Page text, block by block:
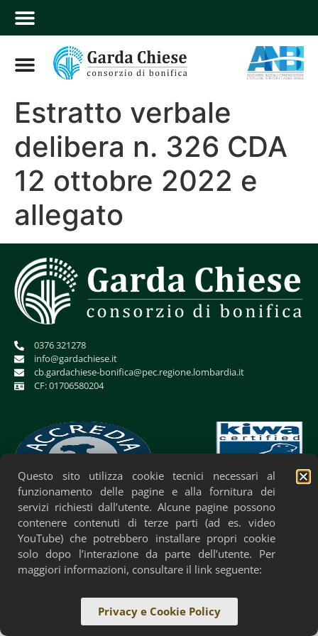
Estratto verbale
delibera n. 326 CDA
12 ottobre 2022 e
allegato
0376 321278
info@gardachiese.it
cb.gardachiese-bonifica@pec.regione.lombardia.it
CF: 01706580204
Privacy Policy Cookie Policy Accessibilità
Questo sito utilizza cookie tecnici necessari al
funzionamento delle pagine e alla fornitura dei
servizi richiesti dall’utente. Alcune pagine possono
contenere contenuti di terze parti (ad es. video
YouTube) che potrebbero installare propri cookie
solo dopo l’interazione da parte dell’utente. Per
maggiori informazioni, consultare il link seguente:
Privacy e Cookie Policy